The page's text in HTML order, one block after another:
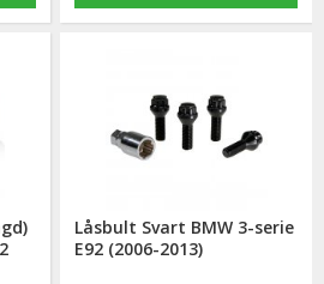
Låsbult Svart BMW 3-serie
E92 (2006-2013)